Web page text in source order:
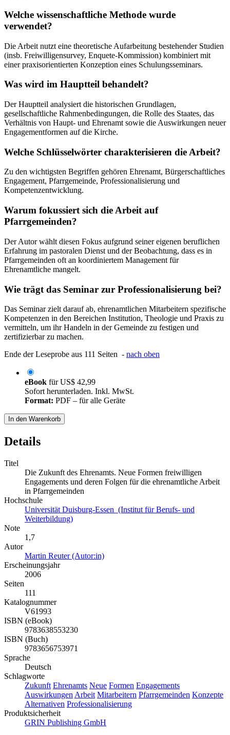
Welche wissenschaftliche Methode wurde
verwendet?
Die Arbeit nutzt eine theoretische Aufarbeitung bestehender Studien
(insb. Freiwilligensurvey, Enquete-Kommission) kombiniert mit
einer praxisorientierten Konzeption eines Schulungsseminars.
Was wird im Hauptteil behandelt?
Der Hauptteil analysiert die historischen Grundlagen,
gesellschaftliche Rahmenbedingungen, die Rolle des Staates, das
Verhältnis von Haupt- und Ehrenamt sowie die Auswirkungen neuer
Engagementformen auf die Kirche.
Welche Schlüsselwörter charakterisieren die Arbeit?
Zu den wichtigsten Begriffen gehören Ehrenamt, Bürgerschaftliches
Engagement, Pfarrgemeinde, Professionalisierung und
Kompetenzentwicklung.
Warum fokussiert sich die Arbeit auf
Pfarrgemeinden?
Der Autor wählt diesen Fokus aufgrund seiner eigenen beruflichen
Erfahrung im pastoralen Dienst und der Beobachtung, dass es in
Pfarrgemeinden oft an koordiniertem Management für
Ehrenamtliche mangelt.
Wie trägt das Seminar zur Professionalisierung bei?
Das Seminar zielt darauf ab, ehrenamtlichen Mitarbeitern spezifische
Kompetenzen in den Bereichen Institution, Theologie und Praxis zu
vermitteln, um ihr Handeln in der Gemeinde zu festigen und
zertifizierbar zu machen.
Ende der Leseprobe aus 111 Seiten - nach oben
eBook fürUS$ 42,99
Sofort herunterladen. Inkl. MwSt.
Format: PDF – für alle Geräte
In den Warenkorb
Details
Titel
Die Zukunft des Ehrenamts. Neue Formen freiwilligen
Engagements und deren Folgen für die ehrenamtliche Arbeit
in Pfarrgemeinden
Hochschule
Universität Duisburg-Essen (Institut für Berufs- und
Weiterbildung)
Note
1,7
Autor
Martin Reuter (Autor:in)
Erscheinungsjahr
2006
Seiten
111
Katalognummer
V61993
ISBN (eBook)
9783638553230
ISBN (Buch)
9783656753971
Sprache
Deutsch
Schlagworte
Zukunft Ehrenamts Neue Formen Engagements
Auswirkungen Arbeit Mitarbeitern Pfarrgemeinden Konzepte
Alternativen Professionalisierung
Produktsicherheit
GRIN Publishing GmbH